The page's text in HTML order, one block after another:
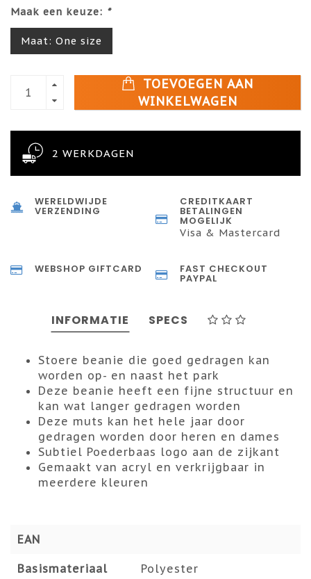
Maak een keuze: *
Maat: One size
TOEVOEGEN AAN
WINKELWAGEN
2 WERKDAGEN
WERELDWIJDE
VERZENDING
CREDITKAART
BETALINGEN
MOGELIJK
Visa & Mastercard
WEBSHOP GIFTCARD FAST CHECKOUT
PAYPAL
INFORMATIE SPECS
Stoere beanie die goed gedragen kan
worden op- en naast het park
Deze beanie heeft een fijne structuur en
kan wat langer gedragen worden
Deze muts kan het hele jaar door
gedragen worden door heren en dames
Subtiel Poederbaas logo aan de zijkant
Gemaakt van acryl en verkrijgbaar in
meerdere kleuren
EAN
Basismateriaal Polyester